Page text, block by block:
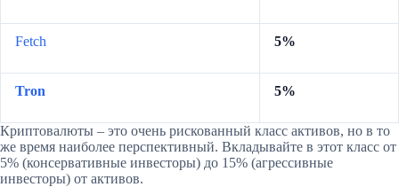
Fetch 5%
Tron 5%
Криптовалюты – это очень рискованный класс активов, но в то
же время наиболее перспективный. Вкладывайте в этот класс от
5% (консервативные инвесторы) до 15% (агрессивные
инвесторы) от активов.